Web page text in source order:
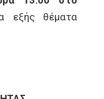
εξής θέματα